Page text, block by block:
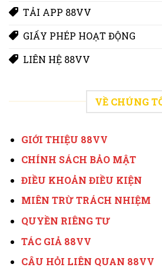
TẢI APP 88VV
GIẤY PHÉP HOẠT ĐỘNG
LIÊN HỆ 88VV
VỀ CHÚNG
GIỚI THIỆU 88VV
CHÍNH SÁCH BẢO MẬT
ĐIỀU KHOẢN ĐIỀU KIỆN
MIÊN TRỪ TRÁCH NHIỆM
QUYỀN RIÊNG TƯ
TÁC GIẢ 88VV
CÂU HỎI LIÊN QUAN 88VV